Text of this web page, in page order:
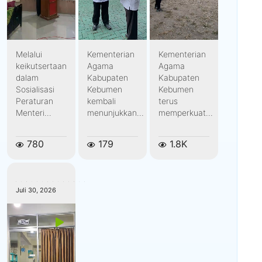
Melalui
keikutsertaan
dalam
Sosialisasi
Peraturan
Menteri...
780
Kementerian
Agama
Kabupaten
Kebumen
kembali
menunjukkan...
179
Kementerian
Agama
Kabupaten
Kebumen
terus
memperkuat...
1.8K
Juli 30, 2026